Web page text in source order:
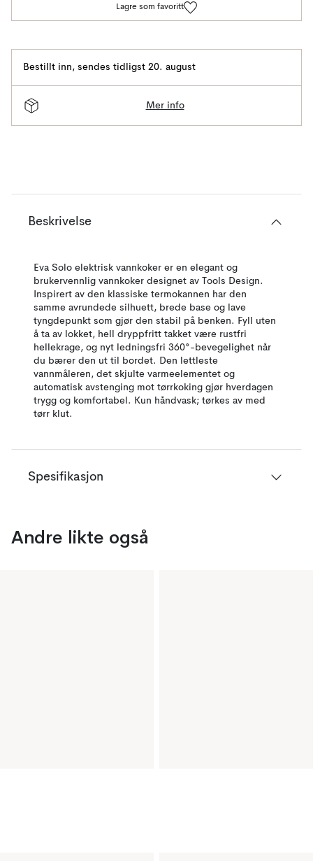
Lagre som favoritt
Bestillt inn, sendes tidligst 20. august
Mer info
Beskrivelse
Eva Solo elektrisk vannkoker er en elegant og
brukervennlig vannkoker designet av Tools Design.
Inspirert av den klassiske termokannen har den
samme avrundede silhuett, brede base og lave
tyngdepunkt som gjør den stabil på benken. Fyll uten
å ta av lokket, hell dryppfritt takket være rustfri
hellekrage, og nyt ledningsfri 360°-bevegelighet når
du bærer den ut til bordet. Den lettleste
vannmåleren, det skjulte varmeelementet og
automatisk avstenging mot tørrkoking gjør hverdagen
trygg og komfortabel. Kun håndvask; tørkes av med
tørr klut.
Spesifikasjon
Andre likte også